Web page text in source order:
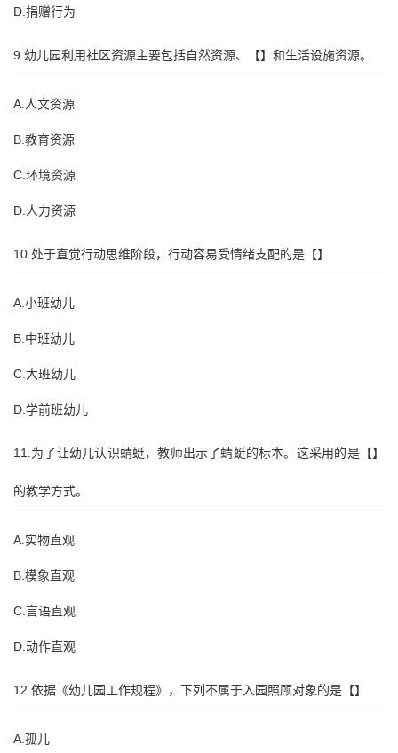
D.捐赠行为
9.幼儿园利用社区资源主要包括自然资源、【】和生活设施资源。
A.人文资源
B.教育资源
C.环境资源
D.人力资源
10.处于直觉行动思维阶段，行动容易受情绪支配的是【】
A.小班幼儿
B.中班幼儿
C.大班幼儿
D.学前班幼儿
11.为了让幼儿认识蜻蜓，教师出示了蜻蜓的标本。这采用的是【】
的教学方式。
A.实物直观
B.模象直观
C.言语直观
D.动作直观
12.依据《幼儿园工作规程》，下列不属于入园照顾对象的是【】
A.孤儿